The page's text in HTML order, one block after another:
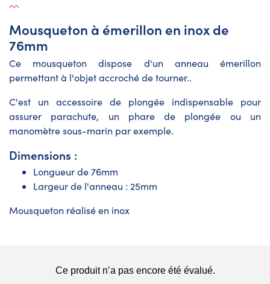
Mousqueton à émerillon en inox de
76mm
Ce mousqueton dispose d'un anneau émerillon
permettant à l'objet accroché de tourner..
C'est un accessoire de plongée indispensable pour
assurer parachute, un phare de plongée ou un
manomètre sous-marin par exemple.
Dimensions :
Longueur de 76mm
Largeur de l'anneau : 25mm
Mousqueton réalisé en inox